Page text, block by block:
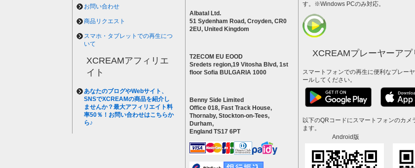
お問い合わせ
商品リクエスト
スマホ・タブレットでの再生につ
いて
XCREAMアフィリエ
イト
あなたのブログやWebサイト、
SNSでXCREAMの商品を紹介し
ませんか？最大アフィリエイト料
率50％！お問い合わせはこちらか
ら♪
Albatal Ltd.
51 Sydenham Road, Croyden, CR0
2EU, United Kingdom
T2ECOM EU EOOD
Sredets region,19 Vitosha Blvd, 1st
floor Sofia BULGARIA 1000
Benny Side Limited
Office 018, Fast Track House,
Thornaby, Stockton-on-Tees,
Durham,
England TS17 6PT
す。※Windows PCのみ対応。
XCREAMプレーヤーアプ
スマートフォンでの再生に便利なプレー
ールしてください。
以下のQRコードにスマートフォンのカ
ます。
Android版